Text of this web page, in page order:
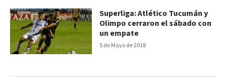
5 de Mayo de 2018
Superliga: Atlético Tucumán y
Olimpo cerraron el sábado con
un empate